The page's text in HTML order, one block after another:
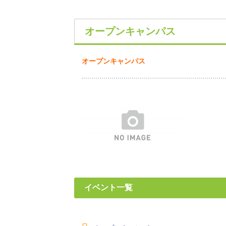
オープンキャンパス
オープンキャンパス
イベント一覧